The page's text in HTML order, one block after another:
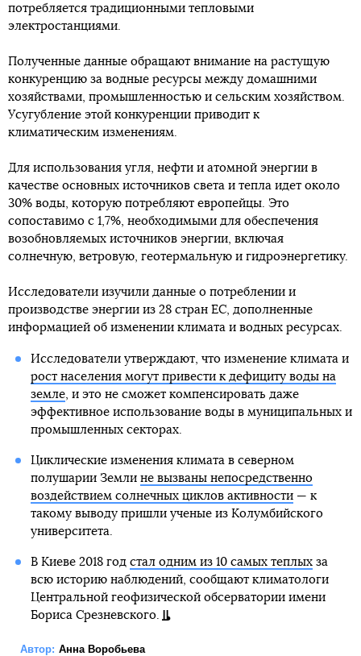
потребляется традиционными тепловыми
электростанциями.
Полученные данные обращают внимание на растущую
конкуренцию за водные ресурсы между домашними
хозяйствами, промышленностью и сельским хозяйством.
Усугубление этой конкуренции приводит к
климатическим изменениям.
Для использования угля, нефти и атомной энергии в
качестве основных источников света и тепла идет около
30% воды, которую потребляют европейцы. Это
сопоставимо с 1,7%, необходимыми для обеспечения
возобновляемых источников энергии, включая
солнечную, ветровую, геотермальную и гидроэнергетику.
Исследователи изучили данные о потреблении и
производстве энергии из 28 стран ЕС, дополненные
информацией об изменении климата и водных ресурсах.
Исследователи утверждают, что изменение климата и
рост населения могут привести к дефициту воды на
земле, и это не сможет компенсировать даже
эффективное использование воды в муниципальных и
промышленных секторах.
Циклические изменения климата в северном
полушарии Земли не вызваны непосредственно
воздействием солнечных циклов активности— к
такому выводу пришли ученые из Колумбийского
университета.
В Киеве 2018 год стал одним из 10 самых теплыхза
всю историю наблюдений, сообщают климатологи
Центральной геофизической обсерватории имени
Бориса Срезневского.
Автор: Анна Воробьева